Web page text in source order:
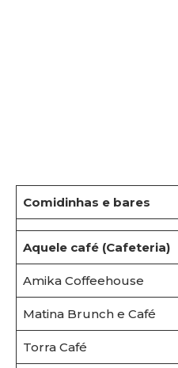
Comidinhas e bares
Aquele café (Cafeteria)
Amika Coffeehouse
Matina Brunch e Café
Torra Café